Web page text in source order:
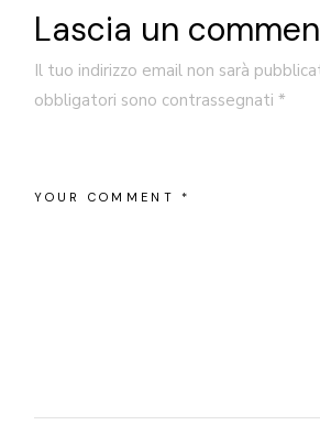
Lascia un
Il tuo indirizzo email non sarà
obbligatori sono contrassegnati*